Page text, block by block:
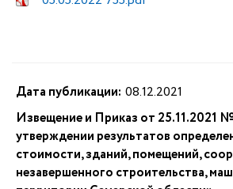
Дата публикации: 08.12.2021
Извещение и Приказ от 25.11.2021
утверждении результатов
стоимости, зданий, помещений,
незавершенного строительства,